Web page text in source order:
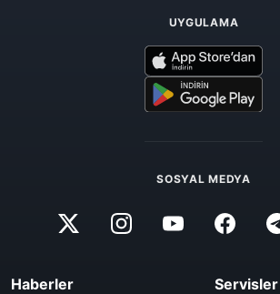
UYGULAMA
SOSYAL MEDYA
Haberler Servisler